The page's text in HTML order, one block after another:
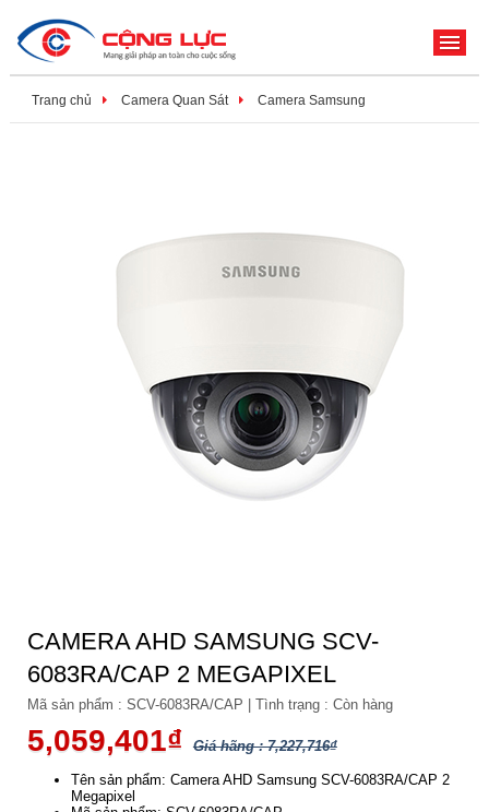
Trang chủ Camera Quan Sát Camera Samsung
CAMERA AHD SAMSUNG SCV-
6083RA/CAP 2 MEGAPIXEL
Mã sản phẩm : SCV-6083RA/CAP | Tình trạng : Còn hàng
5,059,401₫ Giá hãng : 7,227,716₫
Tên sản phẩm: Camera AHD Samsung SCV-6083RA/CAP 2
Megapixel